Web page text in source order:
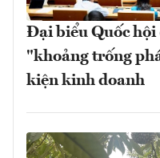
Đại biểu Quốc hội
"khoảng trống
kiện kinh doanh